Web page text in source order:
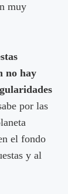
muy
no hay
por las
el fondo
y al